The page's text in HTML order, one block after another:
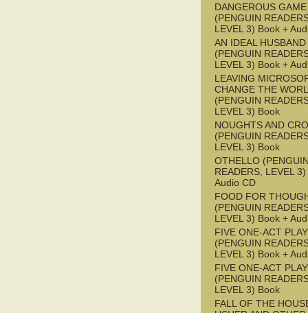
DANGEROUS GAME
(PENGUIN
LEVEL 3) Book +
AN IDEAL HUSBAND
(PENGUIN
LEVEL 3) Book +
LEAVING
CHANGE THE
(PENGUIN
LEVEL 3) Book
NOUGHTS AND
(PENGUIN
LEVEL 3) Book
OTHELLO
READERS, LEVEL
Audio CD
FOOD FOR
(PENGUIN
LEVEL 3) Book +
FIVE ONE-ACT
(PENGUIN
LEVEL 3) Book +
FIVE ONE-ACT
(PENGUIN
LEVEL 3) Book
FALL OF THE